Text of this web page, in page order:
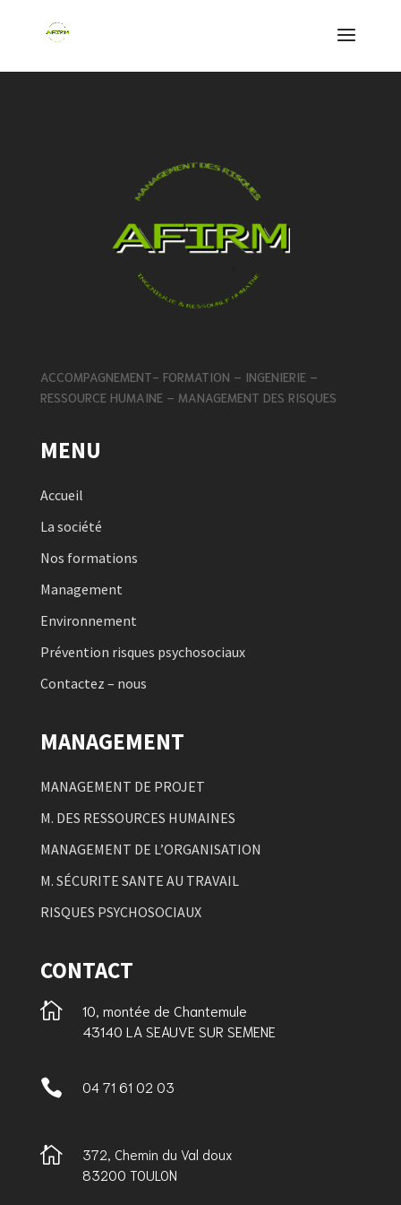
ACCOMPAGNEMENT- FORMATION – INGENIERIE –
RESSOURCE HUMAINE – MANAGEMENT DES RISQUES
MENU
Accueil
La société
Nos formations
Management
Environnement
Prévention risques psychosociaux
Contactez – nous
MANAGEMENT
MANAGEMENT DE PROJET
M. DES RESSOURCES HUMAINES
MANAGEMENT DE L’ORGANISATION
M. SÉCURITE SANTE AU TRAVAIL
RISQUES PSYCHOSOCIAUX
CONTACT

10, montée de Chantemule
43140 LA SEAUVE SUR SEMENE
 04 71 61 02 03

372, Chemin du Val doux
83200 TOULON